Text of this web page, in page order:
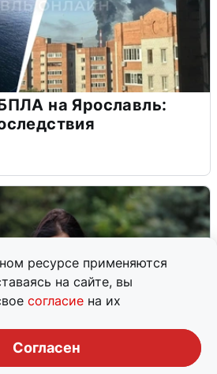
ресурсе применяются
на сайте, вы
согласие на их
Согласен
на Ярославль: